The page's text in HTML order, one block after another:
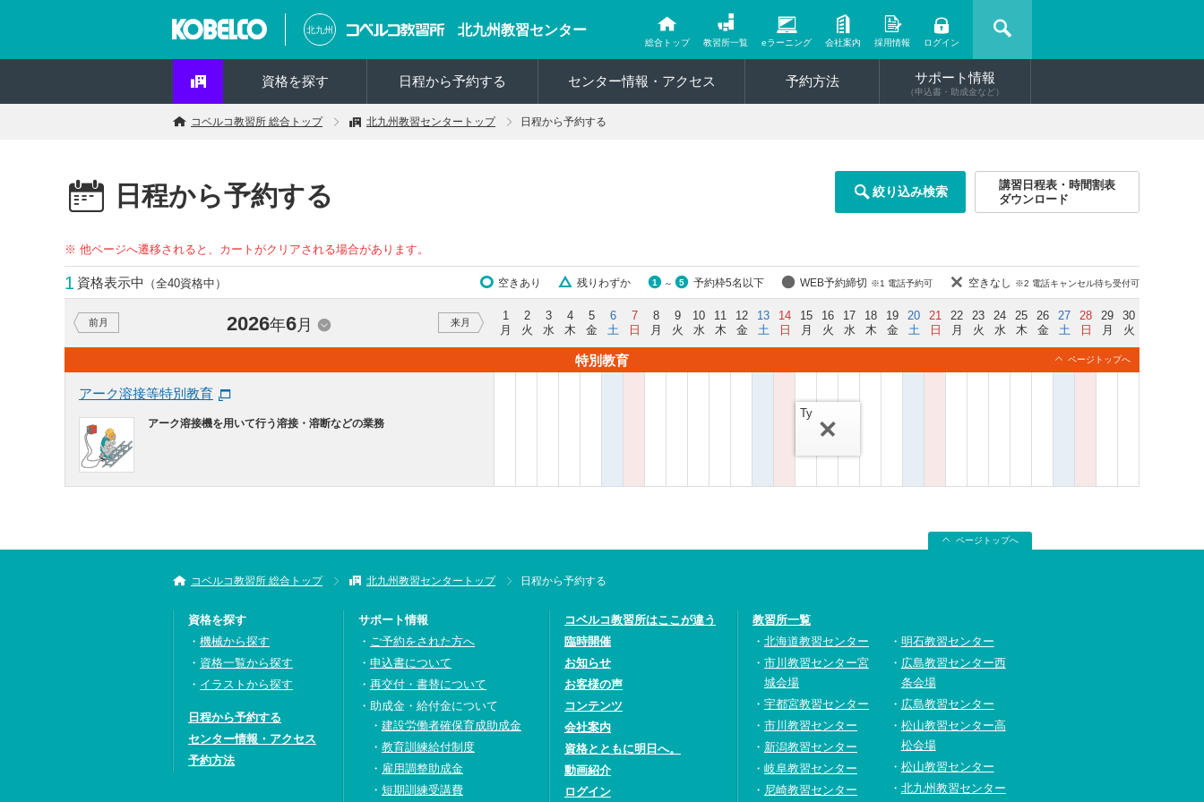
北九州 北九州教習センター
総合トップ 教習所一覧 eラーニング 会社案内 採用情報 ログイン
資格を探す 日程から予約する センター情報・アクセス 予約方法 サポート情報
（申込書・助成金など）
コベルコ教習所 総合トップ 北九州教習センタートップ 日程から予約する
日程から予約する 絞り込み検索
講習日程表・時間割表
ダウンロード
※ 他ページへ遷移されると、カートがクリアされる場合があります。
1 資格表示中 （全40資格中） 空きあり 残りわずか 1 ～ 5 予約枠5名以下 WEB予約締切 ※1 電話予約可 空きなし ※2 電話キャンセル待ち受付可
前月 2026年6月 来月
1
月
2
火
3
水
4
木
5
金
6
土
7
日
8
月
9
火
10
水
11
木
12
金
13
土
14
日
15
月
16
火
17
水
18
木
19
金
20
土
21
日
22
月
23
火
24
水
25
木
26
金
27
土
28
日
29
月
30
火
特別教育 ページトップへ
アーク溶接等特別教育
アーク溶接機を用いて行う溶接・溶断などの業務
Ty
ページトップへ
コベルコ教習所 総合トップ 北九州教習センタートップ 日程から予約する
資格を探す
機械から探す
資格一覧から探す
イラストから探す
日程から予約する
センター情報・アクセス
予約方法
サポート情報
ご予約をされた方へ
申込書について
再交付・書替について
助成金・給付金について
建設労働者確保育成助成金
教育訓練給付制度
雇用調整助成金
短期訓練受講費
コベルコ教習所はここが違う
臨時開催
お知らせ
お客様の声
コンテンツ
会社案内
資格とともに明日へ。
動画紹介
ログイン
教習所一覧
北海道教習センター
市川教習センター宮
城会場
宇都宮教習センター
市川教習センター
新潟教習センター
岐阜教習センター
尼崎教習センター
明石教習センター
広島教習センター西
条会場
広島教習センター
松山教習センター高
松会場
松山教習センター
北九州教習センター